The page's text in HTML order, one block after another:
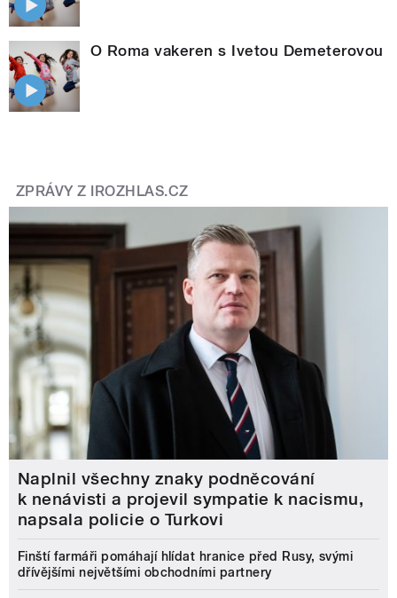
O Roma vakeren s Ivetou Demeterovou
ZPRÁVY Z IROZHLAS.CZ
Naplnil všechny znaky podněcování
k nenávisti a projevil sympatie k nacismu,
napsala policie o Turkovi
Finští farmáři pomáhají hlídat hranice před Rusy, svými
dřívějšími největšími obchodními partnery